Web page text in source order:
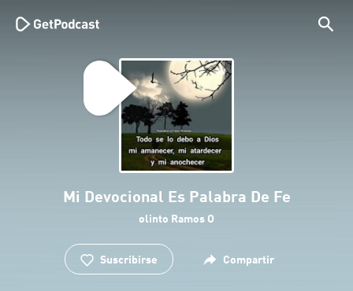
Mi Devocional Es Palabra De Fe
olinto Ramos O
Suscribirse Compartir